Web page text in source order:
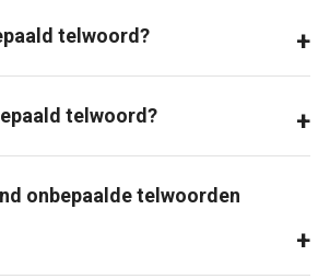
telwoord?
telwoord?
onbepaalde telwoorden